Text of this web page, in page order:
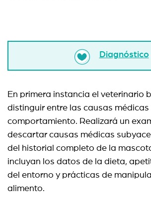
Diagnóstico
En primera instancia el veterinario
distinguir entre las causas médicas
comportamiento. Realizará un
descartar causas médicas
del historial completo de la
incluyan los datos de la dieta,
del entorno y prácticas de
alimento.